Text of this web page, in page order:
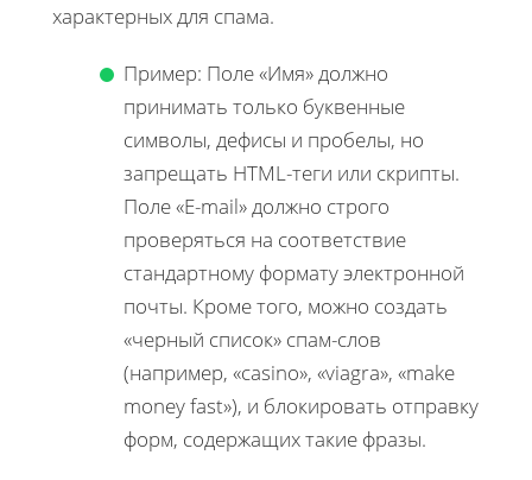
характерных для спама.
Пример: Поле «Имя» должно
принимать только буквенные
символы, дефисы и пробелы, но
запрещать HTML-теги или скрипты.
Поле «E-mail» должно строго
проверяться на соответствие
стандартному формату электронной
почты. Кроме того, можно создать
«черный список» спам-слов
(например, «casino», «viagra», «make
money fast»), и блокировать отправку
форм, содержащих такие фразы.